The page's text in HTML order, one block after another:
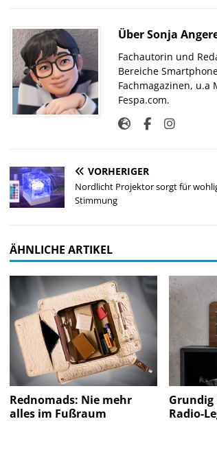
Über Sonja
Fachautorin und
Bereiche
Fachmagazinen, u.a
Fespa.com.
VORHERIGER
Nordlicht Projektor sorgt für
Stimmung
ÄHNLICHE ARTIKEL
Rednomads: Nie mehr
alles im Fußraum
Radio-